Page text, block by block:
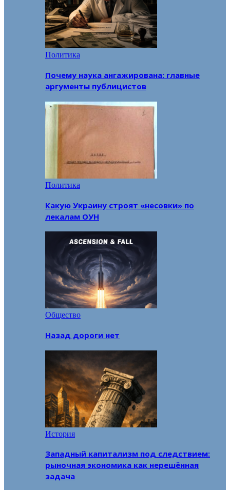
Политика
Почему наука ангажирована: главные
аргументы публицистов
Политика
Какую Украину строят «несовки» по
лекалам ОУН
Общество
Назад дороги нет
История
Западный капитализм под следствием:
рыночная экономика как нерешённая
задача